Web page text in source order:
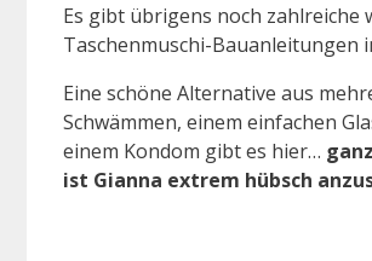
Es gibt übrigens noch zahlreiche
Taschenmuschi-Bauanleitungen
Eine schöne Alternative aus
Schwämmen, einem einfachen
einem Kondom gibt es hier…
ist Gianna extrem hübsch